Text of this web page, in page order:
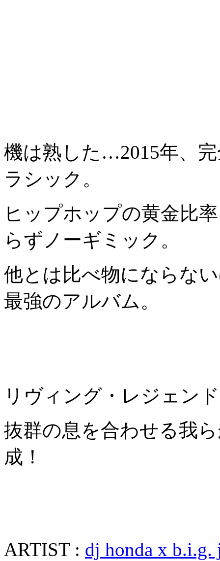
機は熟した…2015年、
ラシック。
ヒップホップの黄金比
らずノーギミック。
他とは比べ物にならな
最強のアルバム。
リヴィング・レジェン
抜群の息を合わせる我
成！
ARTIST : dj honda x b.i.g.